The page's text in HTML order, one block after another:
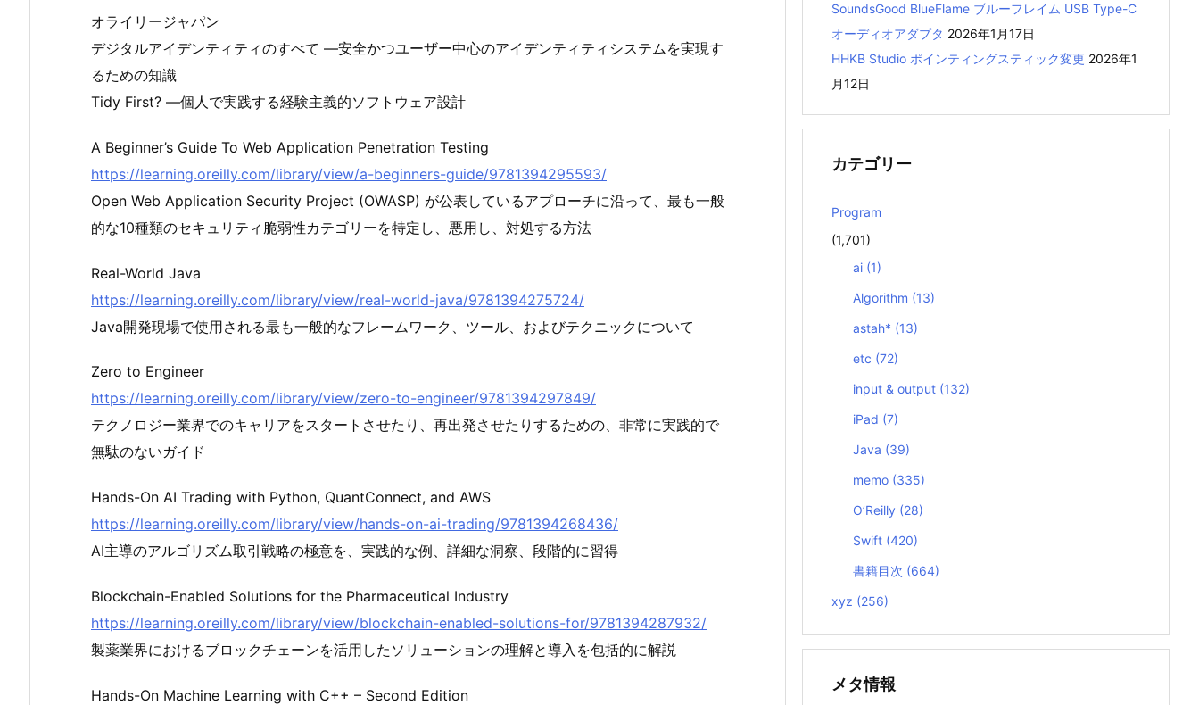
オライリージャパン
デジタルアイデンティティのすべて ―安全かつユーザー中心のアイデンティティシステムを実現す
るための知識
Tidy First? ―個人で実践する経験主義的ソフトウェア設計
A Beginner’s Guide To Web Application Penetration Testing
https://learning.oreilly.com/library/view/a-beginners-guide/9781394295593/
Open Web Application Security Project (OWASP) が公表しているアプローチに沿って、最も一般
的な10種類のセキュリティ脆弱性カテゴリーを特定し、悪用し、対処する方法
Real-World Java
https://learning.oreilly.com/library/view/real-world-java/9781394275724/
Java開発現場で使用される最も一般的なフレームワーク、ツール、およびテクニックについて
Zero to Engineer
https://learning.oreilly.com/library/view/zero-to-engineer/9781394297849/
テクノロジー業界でのキャリアをスタートさせたり、再出発させたりするための、非常に実践的で
無駄のないガイド
Hands-On AI Trading with Python, QuantConnect, and AWS
https://learning.oreilly.com/library/view/hands-on-ai-trading/9781394268436/
AI主導のアルゴリズム取引戦略の極意を、実践的な例、詳細な洞察、段階的に習得
Blockchain-Enabled Solutions for the Pharmaceutical Industry
https://learning.oreilly.com/library/view/blockchain-enabled-solutions-for/9781394287932/
製薬業界におけるブロックチェーンを活用したソリューションの理解と導入を包括的に解説
Hands-On Machine Learning with C++ – Second Edition
SoundsGood BlueFlame ブルーフレイム USB Type-C
オーディオアダプタ 2026年1月17日
HHKB Studio ポインティングスティック変更 2026年1
月12日
カテゴリー
Program
(1,701)
ai (1)
Algorithm (13)
astah* (13)
etc (72)
input & output (132)
iPad (7)
Java (39)
memo (335)
O’Reilly (28)
Swift (420)
書籍目次 (664)
xyz (256)
メタ情報